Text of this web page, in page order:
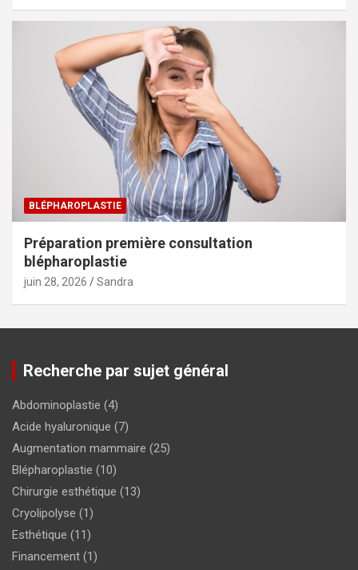
BLÉPHAROPLASTIE
Préparation première consultation
blépharoplastie
juin 28, 2026 Sandra
Recherche par sujet général
Abdominoplastie (4)
Acide hyaluronique (7)
Augmentation mammaire (25)
Blépharoplastie (10)
Chirurgie esthétique (13)
Cryolipolyse (1)
Esthétique (11)
Financement (1)